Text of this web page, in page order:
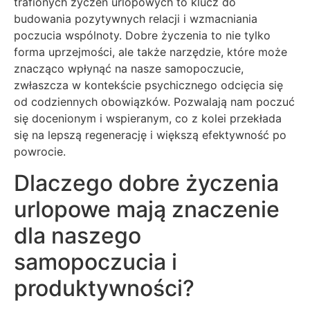
budowania pozytywnych relacji i wzmacniania
poczucia wspólnoty. Dobre życzenia to nie tylko
forma uprzejmości, ale także narzędzie, które może
znacząco wpłynąć na nasze samopoczucie,
zwłaszcza w kontekście psychicznego odcięcia się
od codziennych obowiązków. Pozwalają nam poczuć
się docenionym i wspieranym, co z kolei przekłada
się na lepszą regenerację i większą efektywność po
powrocie.
Dlaczego dobre życzenia
urlopowe mają znaczenie
dla naszego
samopoczucia i
produktywności?